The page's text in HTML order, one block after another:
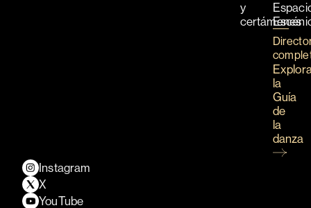
y
certámenes
la
Guía
de
la
danza
Instagram
X
YouTube